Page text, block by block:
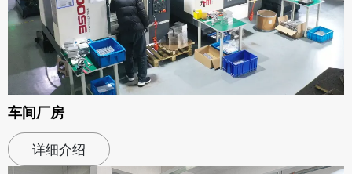
车间厂房
详细介绍